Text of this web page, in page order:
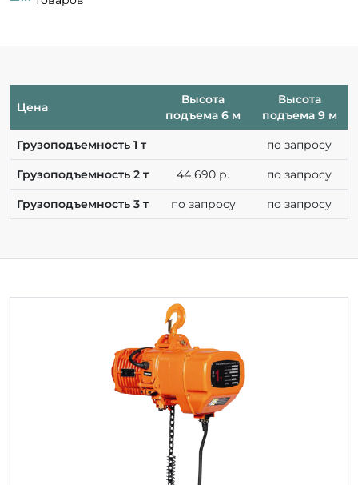
Цена
Высота
подъема 6 м
Высота
подъема 9 м
Грузоподъемность 1 т по запросу
Грузоподъемность 2 т 44 690 р. по запросу
Грузоподъемность 3 т по запросу по запросу